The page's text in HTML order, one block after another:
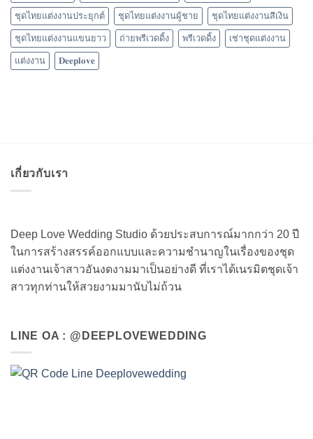
ชุดไทยแต่งงานประยุกต์ ชุดไทยแต่งงานผู้ชาย ชุดไทยแต่งงานสีเงิน
ชุดไทยแต่งงานแขนยาว ถ่ายพรีเวดดิ้ง พรีเวดดิ้ง เช่าชุดแต่งงาน
แต่งงาน 𝐃𝐞𝐞𝐩𝐥𝐨𝐯𝐞
เกี่ยวกับเรา
Deep Love Wedding Studio ด้วยประสบการณ์มากกว่า 20 ปี
ในการสร้างสรรค์ออกแบบและความชำนาญในเรื่องของชุด
แต่งงานเจ้าสาวอันงดงามมาเป็นอย่างดี ที่เราได้เนรมิตชุดเจ้า
สาวทุกท่านให้สวยงามมานับไม่ถ้วน
LINE OA : @DEEPLOVEWEDDING